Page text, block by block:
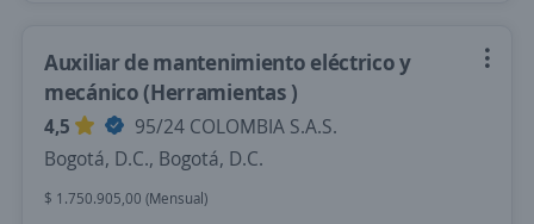
Auxiliar de mantenimiento eléctrico y
mecánico (Herramientas )
4,5
95/24 COLOMBIA S.A.S.
Bogotá, D.C., Bogotá, D.C.
$ 1.750.905,00 (Mensual)